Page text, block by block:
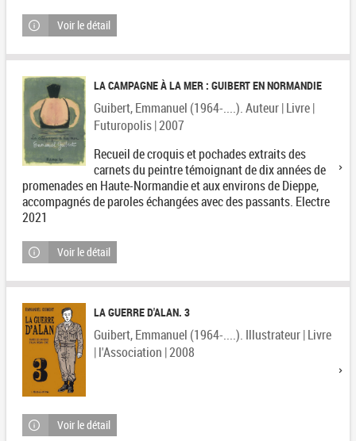
Voir le détail
LA CAMPAGNE À LA MER : GUIBERT EN NORMANDIE
Guibert, Emmanuel (1964-....). Auteur | Livre |
Futuropolis | 2007
Recueil de croquis et pochades extraits des
carnets du peintre témoignant de dix années de
promenades en Haute-Normandie et aux environs de Dieppe,
accompagnés de paroles échangées avec des passants. Electre
2021
Voir le détail
LA GUERRE D'ALAN. 3
Guibert, Emmanuel (1964-....). Illustrateur | Livre
| l'Association | 2008
Voir le détail